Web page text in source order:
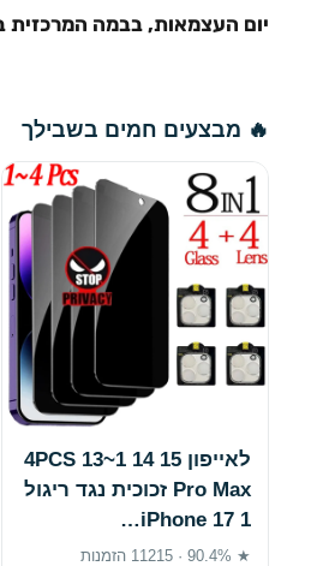
יום העצמאות, בבמה המרכזית
🔥 מבצעים חמים בשבילך
לאייפון 15 14 1~4PCS 13
Pro Max זכוכית נגד ריגול
iPhone 17 1…
★ 90.4% · 11215 הזמנות